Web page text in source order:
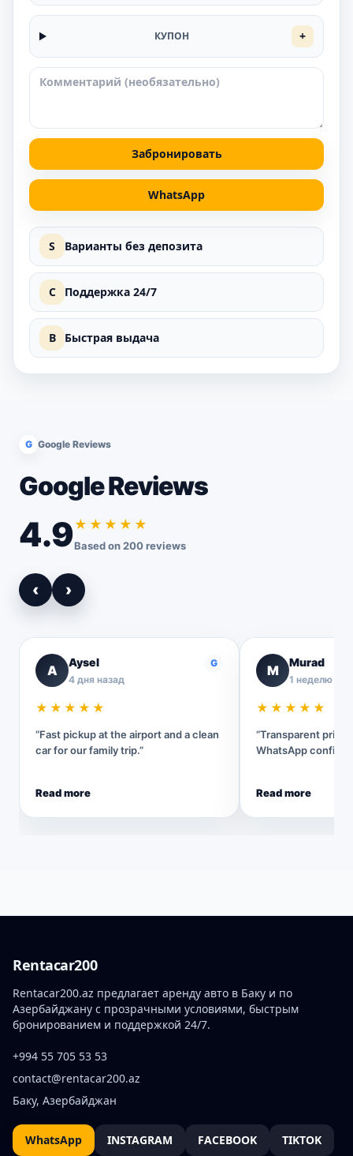
КУПОН +
Забронировать
WhatsApp
S Варианты без депозита
C Поддержка 24/7
B Быстрая выдача
G Google Reviews
Google Reviews
4.9★★★★★
Based on 200 reviews
‹ ›
A
Aysel
4 дня назад
G
★★★★★
“Fast pickup at the airport and a clean
car for our family trip.”
Read more
M
Murad
1 неделю
★★★★★
“Transparent
WhatsApp
Read more
Rentacar200
Rentacar200.az предлагает аренду авто в Баку и по
Азербайджану с прозрачными условиями, быстрым
бронированием и поддержкой 24/7.
+994 55 705 53 53
contact@rentacar200.az
Баку, Азербайджан
WhatsApp INSTAGRAM FACEBOOK TIKTOK